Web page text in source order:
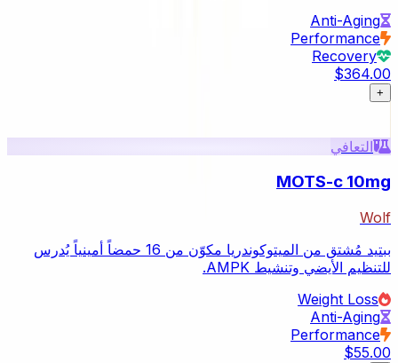
Anti-Aging
Performance
Recovery
$364.00
+
التعافي
MOTS-c 10mg
Wolf
ببتيد مُشتق من الميتوكوندريا مكوّن من 16 حمضاً أمينياً يُدرس
للتنظيم الأيضي وتنشيط AMPK.
Weight Loss
Anti-Aging
Performance
$55.00